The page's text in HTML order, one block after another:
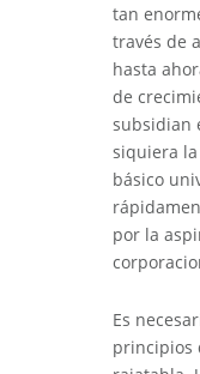
tan
través de
hasta
de
subsidian
siquiera
básico
por la
Es
principios